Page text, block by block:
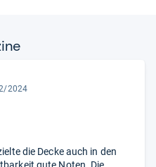
2024
die Decke auch in den
gute Noten. Die